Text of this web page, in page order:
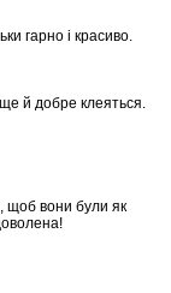
гарно і красиво.
й добре клеяться.
щоб вони були як